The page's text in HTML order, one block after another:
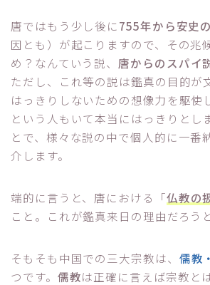
唐ではもう少し後に755年から安史
因とも）が起こりますので、その兆
め？なんていう説、 唐からのスパイ
ただし、これ等の説は鑑真の目的が
はっきりしないための想像力を駆使
という人もいて本当にはっきりとし
とで、様々な説の中で個人的に一番
介します。
端的に言うと、唐における「仏教の
こと。これが鑑真来日の理由だろう
そもそも中国での三大宗教は、 儒教
つです。 儒教は正確に言えば宗教と